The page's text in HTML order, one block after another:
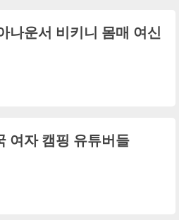
나운서 비키니 몸매 여신
여자 캠핑 유튜버들